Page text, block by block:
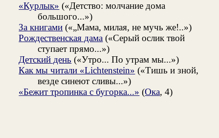
«Курлык» («Детство: молчание дома
большого...»)
За книгами («„Мама, милая, не мучь же!..»)
Рождественская дама («Серый ослик твой
ступает прямо...»)
Детский день («Утро... По утрам мы...»)
Как мы читали «Lichtenstein» («Тишь и зной,
везде синеют сливы...»)
«Бежит тропинка с бугорка...» (Ока, 4)